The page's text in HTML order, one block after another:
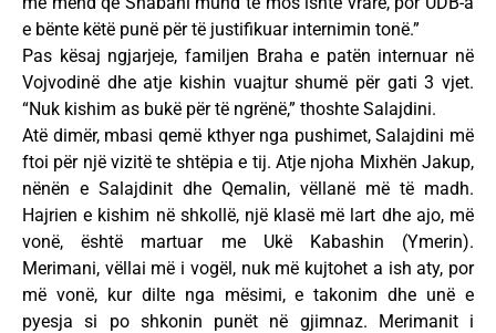
e bënte këtë punë për të justifikuar internimin tonë.”
Pas kësaj ngjarjeje, familjen Braha e patën internuar në
Vojvodinë dhe atje kishin vuajtur shumë për gati 3 vjet.
“Nuk kishim as bukë për të ngrënë,” thoshte Salajdini.
Atë dimër, mbasi qemë kthyer nga pushimet, Salajdini më
ftoi për një vizitë te shtëpia e tij. Atje njoha Mixhën Jakup,
nënën e Salajdinit dhe Qemalin, vëllanë më të madh.
Hajrien e kishim në shkollë, një klasë më lart dhe ajo, më
vonë, është martuar me Ukë Kabashin (Ymerin).
Merimani, vëllai më i vogël, nuk më kujtohet a ish aty, por
më vonë, kur dilte nga mësimi, e takonim dhe unë e
pyesja si po shkonin punët në gjimnaz. Merimanit i